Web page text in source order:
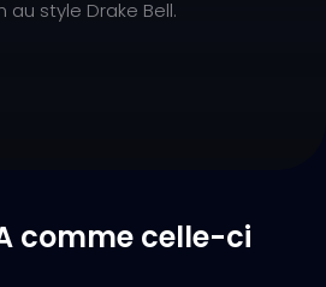
au style Drake Bell.
comme celle-ci